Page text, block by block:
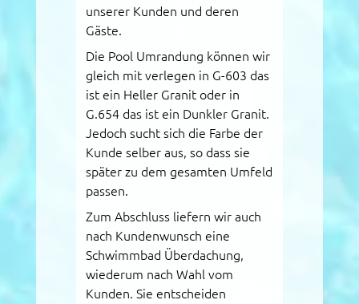
unserer Kunden und deren
Gäste.
Die Pool Umrandung können wir
gleich mit verlegen in G-603 das
ist ein Heller Granit oder in
G.654 das ist ein Dunkler Granit.
Jedoch sucht sich die Farbe der
Kunde selber aus, so dass sie
später zu dem gesamten Umfeld
passen.
Zum Abschluss liefern wir auch
nach Kundenwunsch eine
Schwimmbad Überdachung,
wiederum nach Wahl vom
Kunden. Sie entscheiden